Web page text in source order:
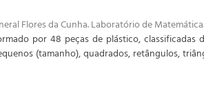
Flores da Cunha. Laboratório de Matemática.
por 48 peças de plástico, classificadas
(tamanho), quadrados, retângulos,